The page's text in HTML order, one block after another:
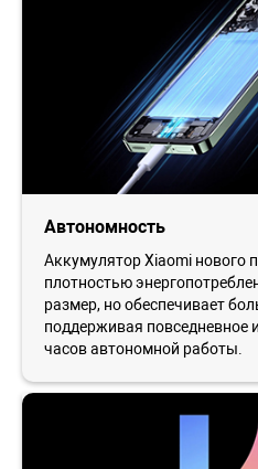
Автономность
Аккумулятор Xiaomi нового
плотностью
размер, но обеспечивает
поддерживая повседневное
часов автономной работы.